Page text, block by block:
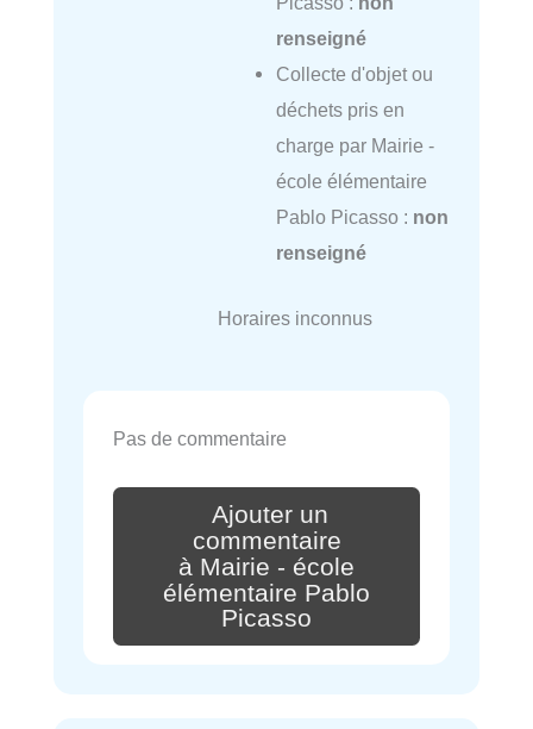
renseigné
Collecte d'objet ou
déchets pris en
charge par Mairie -
école élémentaire
Pablo Picasso : non
renseigné
Horaires inconnus
Pas de commentaire
Ajouter un
commentaire
à Mairie - école
élémentaire Pablo
Picasso